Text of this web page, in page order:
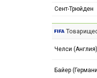
Сент-Трюйден
Челси (Англия)
Байер